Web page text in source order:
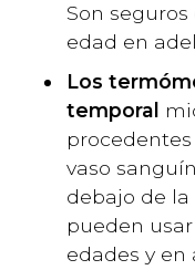
Son
edad en
Los
temporal
vaso
debajo de la
pueden
edades y en